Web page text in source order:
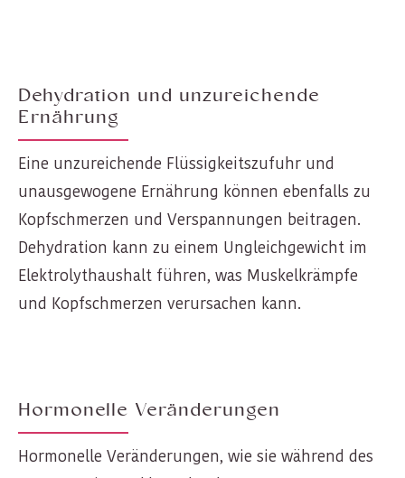
Dehydration und unzureichende
Ernährung
Eine unzureichende Flüssigkeitszufuhr und
unausgewogene Ernährung können ebenfalls zu
Kopfschmerzen und Verspannungen beitragen.
Dehydration kann zu einem Ungleichgewicht im
Elektrolythaushalt führen, was Muskelkrämpfe
und Kopfschmerzen verursachen kann.
Hormonelle Veränderungen
Hormonelle Veränderungen, wie sie während des